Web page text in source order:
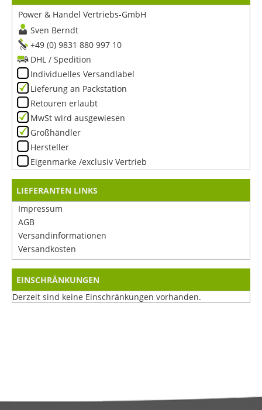
Power & Handel Vertriebs-GmbH
Sven Berndt
+49 (0) 9831 880 997 10
DHL / Spedition
Individuelles Versandlabel
Lieferung an Packstation
Retouren erlaubt
MwSt wird ausgewiesen
Großhändler
Hersteller
Eigenmarke /exclusiv Vertrieb
LIEFERANTEN LINKS
Impressum
AGB
Versandinformationen
Versandkosten
EINSCHRÄNKUNGEN
Derzeit sind keine Einschränkungen vorhanden.